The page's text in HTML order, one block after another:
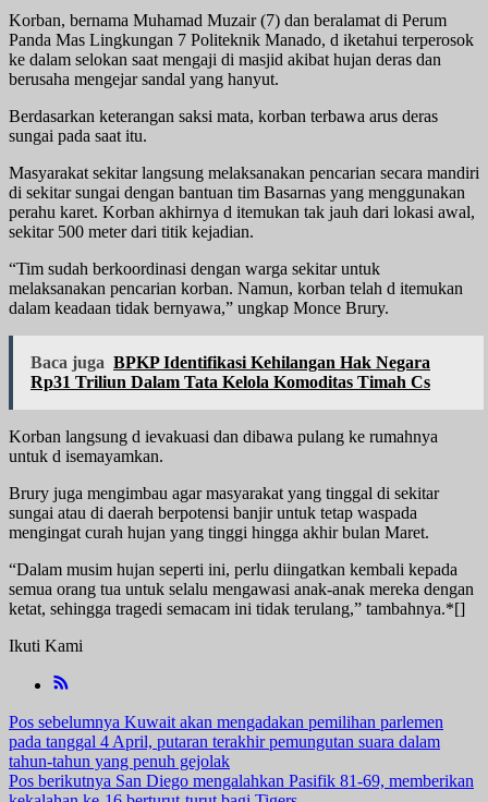
Korban, bernama Muhamad Muzair (7) dan beralamat di Perum
Panda Mas Lingkungan 7 Politeknik Manado, d iketahui terperosok
ke dalam selokan saat mengaji di masjid akibat hujan deras dan
berusaha mengejar sandal yang hanyut.
Berdasarkan keterangan saksi mata, korban terbawa arus deras
sungai pada saat itu.
Masyarakat sekitar langsung melaksanakan pencarian secara mandiri
di sekitar sungai dengan bantuan tim Basarnas yang menggunakan
perahu karet. Korban akhirnya d itemukan tak jauh dari lokasi awal,
sekitar 500 meter dari titik kejadian.
“Tim sudah berkoordinasi dengan warga sekitar untuk
melaksanakan pencarian korban. Namun, korban telah d itemukan
dalam keadaan tidak bernyawa,” ungkap Monce Brury.
Baca juga BPKP Identifikasi Kehilangan Hak Negara
Rp31 Triliun Dalam Tata Kelola Komoditas Timah Cs
Korban langsung d ievakuasi dan dibawa pulang ke rumahnya
untuk d isemayamkan.
Brury juga mengimbau agar masyarakat yang tinggal di sekitar
sungai atau di daerah berpotensi banjir untuk tetap waspada
mengingat curah hujan yang tinggi hingga akhir bulan Maret.
“Dalam musim hujan seperti ini, perlu diingatkan kembali kepada
semua orang tua untuk selalu mengawasi anak-anak mereka dengan
ketat, sehingga tragedi semacam ini tidak terulang,” tambahnya.*[]
Ikuti Kami
Navigasi
pos
Pos sebelumnya Kuwait akan mengadakan pemilihan parlemen
pada tanggal 4 April, putaran terakhir pemungutan suara dalam
tahun-tahun yang penuh gejolak
Pos berikutnya San Diego mengalahkan Pasifik 81-69, memberikan